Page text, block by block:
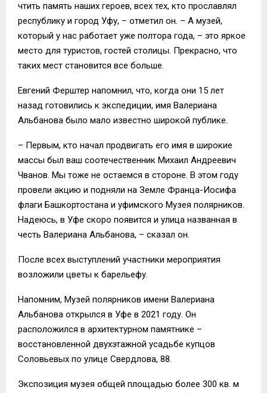
чтить память наших героев, всех тех, кто прославлял
республику и город Уфу, – отметил он. – А музей,
который у нас работает уже полтора года, – это яркое
место для туристов, гостей столицы. Прекрасно, что
таких мест становится все больше.
Евгений Ферштер напомнил, что, когда они 15 лет
назад готовились к экспедиции, имя Валериана
Альбанова было мало известно широкой публике.
– Первым, кто начал продвигать его имя в широкие
массы был ваш соотечественник Михаил Андреевич
Чванов. Мы тоже не остаемся в стороне. В этом году
провели акцию и подняли на Земле Франца-Иосифа
флаги Башкортостана и уфимского Музея полярников.
Надеюсь, в Уфе скоро появится и улица названная в
честь Валериана Альбанова, – сказал он.
После всех выступлений участники мероприятия
возложили цветы к барельефу.
Напомним, Музей полярников имени Валериана
Альбанова открылся в Уфе в 2021 году. Он
расположился в архитектурном памятнике –
восстановленной двухэтажной усадьбе купцов
Соловьевых по улице Свердлова, 88.
Экспозиция музея общей площадью более 300 кв. м